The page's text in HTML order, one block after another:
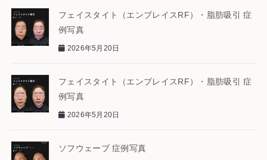
フェイスタイト（エンブレイスRF）・脂肪吸引 症
例写真
2026年5月20日
フェイスタイト（エンブレイスRF）・脂肪吸引 症
例写真
2026年5月20日
ソフウェーブ 症例写真